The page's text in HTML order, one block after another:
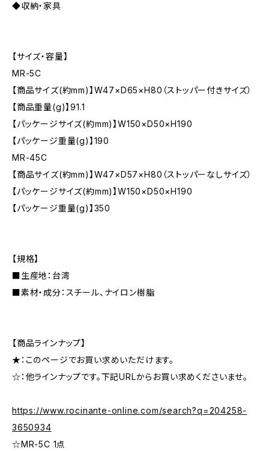
◆収納・家具
【サイズ・容量】
MR-5C
【商品サイズ(約mm)】W47×D65×H80（ストッパー付きサイズ）
【商品重量(g)】91.1
【パッケージサイズ(約mm)】W150×D50×H190
【パッケージ重量(g)】190
MR-45C
【商品サイズ(約mm)】W47×D57×H80（ストッパーなしサイズ）
【パッケージサイズ(約mm)】W150×D50×H190
【パッケージ重量(g)】350
【規格】
■生産地：台湾
■素材・成分：スチール、ナイロン樹脂
【商品ラインナップ】
★：このページでお買い求めいただけます。
☆：他ラインナップです。下記URLからお買い求めくださいませ。
https://www.rocinante-online.com/search?q=204258-
3650934
☆MR-5C 1点